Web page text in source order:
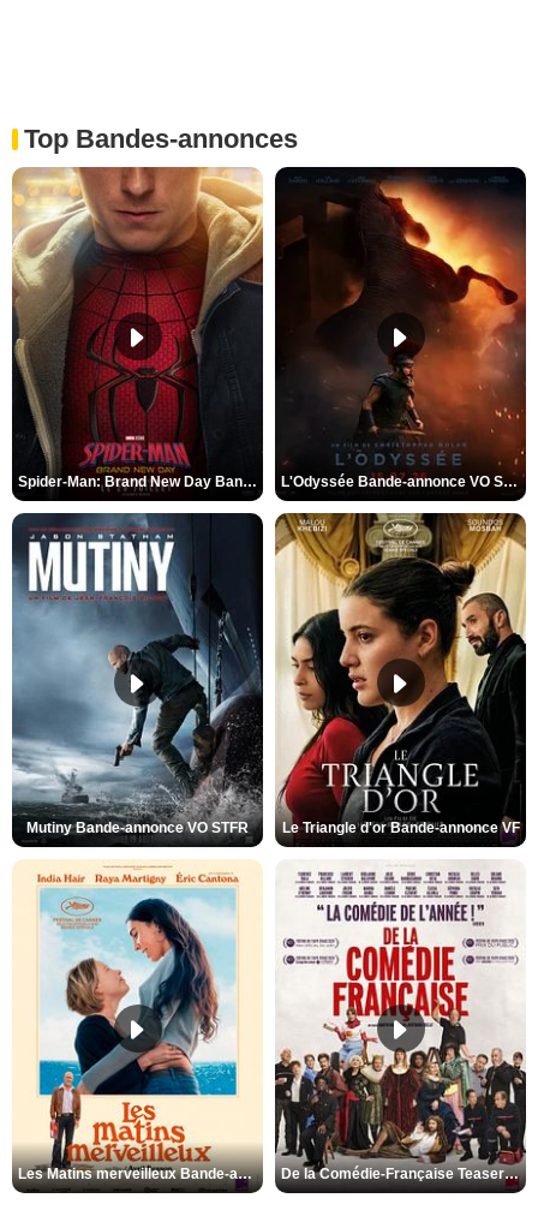
Top Bandes-annonces
Spider-Man: Brand New Day Bande-annonce VO STFR L'Odyssée Bande-annonce VO STFR
Mutiny Bande-annonce VO STFR Le Triangle d'or Bande-annonce VF
Les Matins merveilleux Bande-annonce VF De la Comédie-Française Teaser VF